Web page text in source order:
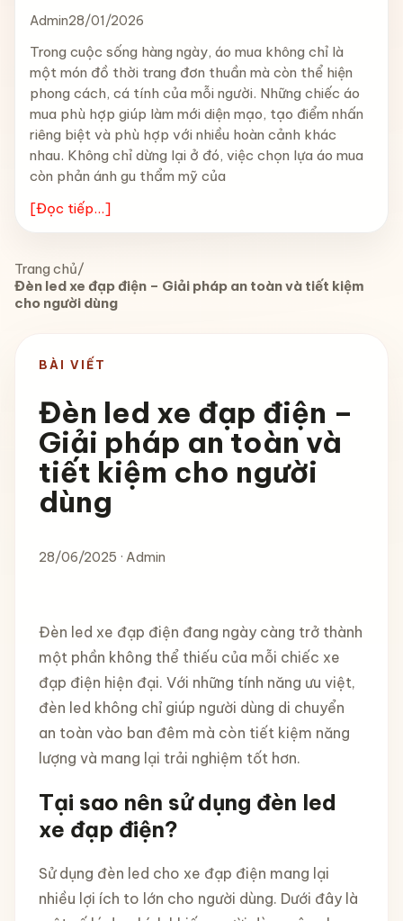
Admin28/01/2026
Trong cuộc sống hàng ngày, áo mua không chỉ là
một món đồ thời trang đơn thuần mà còn thể hiện
phong cách, cá tính của mỗi người. Những chiếc áo
mua phù hợp giúp làm mới diện mạo, tạo điểm nhấn
riêng biệt và phù hợp với nhiều hoàn cảnh khác
nhau. Không chỉ dừng lại ở đó, việc chọn lựa áo mua
còn phản ánh gu thẩm mỹ của
[Đọc tiếp...]
Trang chủ/
Đèn led xe đạp điện – Giải pháp an toàn và tiết kiệm
cho người dùng
BÀI VIẾT
Đèn led xe đạp điện –
Giải pháp an toàn và
tiết kiệm cho người
dùng
28/06/2025 · Admin
Đèn led xe đạp điện đang ngày càng trở thành
một phần không thể thiếu của mỗi chiếc xe
đạp điện hiện đại. Với những tính năng ưu việt,
đèn led không chỉ giúp người dùng di chuyển
an toàn vào ban đêm mà còn tiết kiệm năng
lượng và mang lại trải nghiệm tốt hơn.
Tại sao nên sử dụng đèn led
xe đạp điện?
Sử dụng đèn led cho xe đạp điện mang lại
nhiều lợi ích to lớn cho người dùng. Dưới đây là